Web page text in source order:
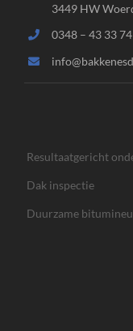
3449 HW
0348 – 43 33 74
Resultaatgericht
Dak inspectie
Duurzame